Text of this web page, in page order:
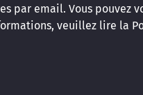
par email. Vous pouvez
veuillez lire la